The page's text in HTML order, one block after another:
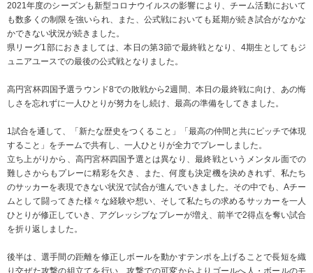
2021年度のシーズンも新型コロナウイルスの影響により、チーム活動において
も数多くの制限を強いられ、また、公式戦においても延期が続き試合がなかな
かできない状況が続きました。
県リーグ1部におきましては、本日の第3節で最終戦となり、4期生としてもジ
ュニアユースでの最後の公式戦となりました。
高円宮杯四国予選ラウンド8での敗戦から2週間、本日の最終戦に向け、あの悔
しさを忘れずに一人ひとりが努力をし続け、最高の準備をしてきました。
1試合を通して、「新たな歴史をつくること」「最高の仲間と共にピッチで体現
すること」をチームで共有し、一人ひとりが全力でプレーしました。
立ち上がりから、高円宮杯四国予選とは異なり、最終戦というメンタル面での
難しさからもプレーに精彩を欠き、また、何度も決定機を決めきれず、私たち
のサッカーを表現できない状況で試合が進んでいきました。その中でも、Aチー
ムとして闘ってきた様々な経験や想い、そして私たちの求めるサッカーを一人
ひとりが修正していき、アグレッシブなプレーが増え、前半で2得点を奪い試合
を折り返しました。
後半は、選手間の距離を修正しボールを動かすテンポを上げることで長短を織
り交ぜた攻撃の組立てを行い、攻撃での可変からよりゴールへ人・ボールのモ